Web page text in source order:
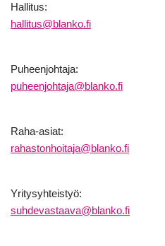
Hallitus:
hallitus@blanko.fi
Puheenjohtaja:
puheenjohtaja@blanko.fi
Raha-asiat:
rahastonhoitaja@blanko.fi
Yritysyhteistyö:
suhdevastaava@blanko.fi